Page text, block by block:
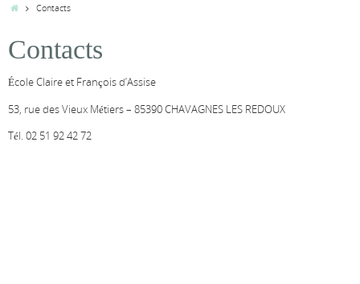
AccueilContacts
Contacts
École Claire et François d’Assise
53, rue des Vieux Métiers – 85390 CHAVAGNES LES REDOUX
Tél. 02 51 92 42 72